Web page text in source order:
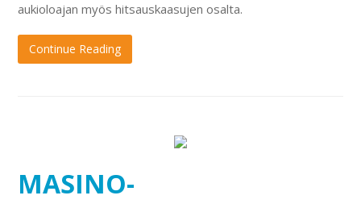
aukioloajan myös hitsauskaasujen osalta.
Continue Reading
MASINO-